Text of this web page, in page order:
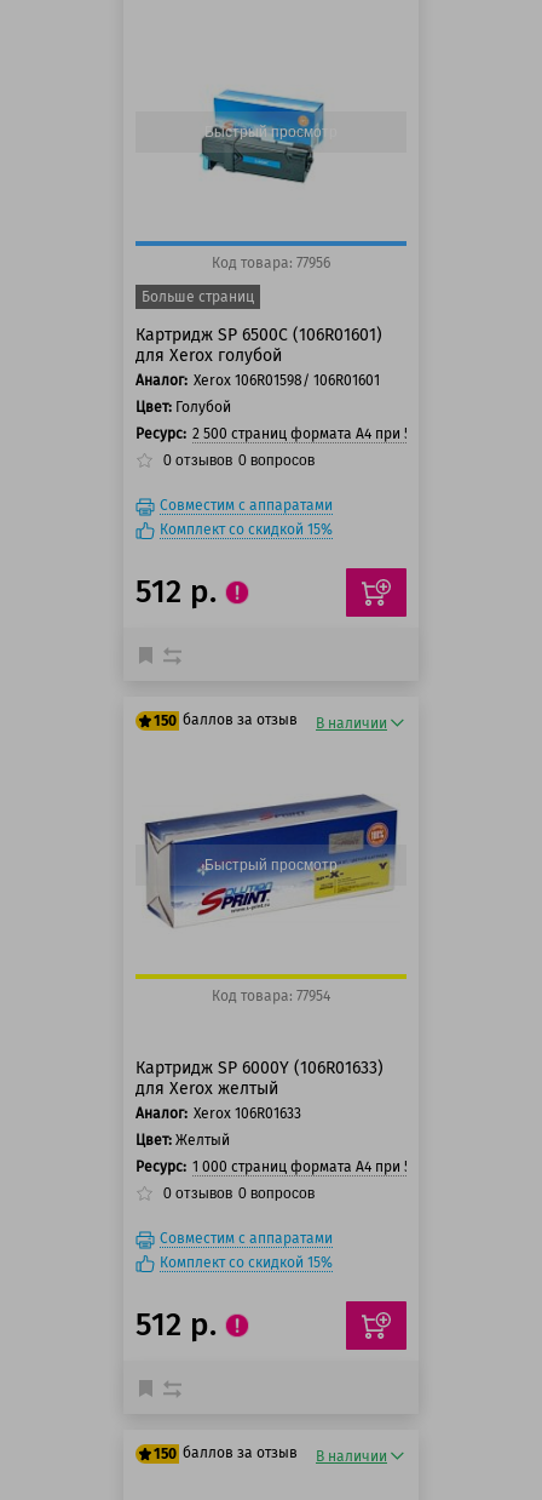
Быстрый просмотр
Код товара: 77956
Больше страниц
Картридж SP 6500C (106R01601)
для Xerox голубой
Аналог: Xerox 106R01598/ 106R01601
Цвет: Голубой
Ресурс: 2 500 страниц формата А4 при 5% заполнении
0 отзывов 0 вопросов
Совместим с аппаратами
Комплект со скидкой 15%
512 р.
150 баллов за отзыв
150 баллов
В наличии
Быстрый просмотр
Код товара: 77954
Картридж SP 6000Y (106R01633)
для Xerox желтый
Аналог: Xerox 106R01633
Цвет: Желтый
Ресурс: 1 000 страниц формата А4 при 5% заполнении
0 отзывов 0 вопросов
Совместим с аппаратами
Комплект со скидкой 15%
512 р.
150 баллов за отзыв В наличии